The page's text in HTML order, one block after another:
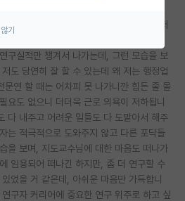
판
연구실에서 오래 있으면서 큰 과제나 어
랩이 되어서인지 항상 모든 행정 잡무가 저
도 타 연구실에서 온 사람이나 각종 핑계
구실적만 챙겨서 나가는데, 그런 모습을 보
도 당연히 잘 할 수 있는데 왜 저는 행정업
문연 할 때는 어차피 못 나가니깐 힘든 줄 몰
요도 없으니 더더욱 근로 의욕이 저하됩니
다 내주고 어려운 일들도 다 도맡아서 해주
는 적극적으로 도와주지 않고 다른 포닥들
을 보며, 지도교수님에 대한 마음도 떠나가
임용되어 떠나긴 하지만, 좀 더 연구할 수
었을 거 같은데, 아쉬운 마음만 가득합니
구자 커리어에 중요한 연구 위주로 하고 싶
기